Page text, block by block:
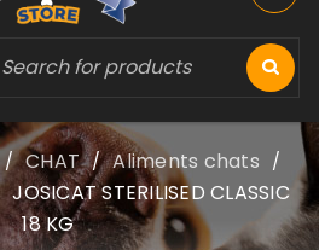
/ CHAT / Aliments chats /
JOSICAT STERILISED CLASSIC
18 KG